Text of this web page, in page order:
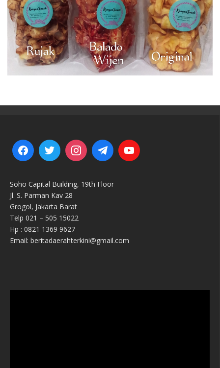
Soho Capital Building, 19th Floor
Jl. S. Parman Kav 28
Grogol, Jakarta Barat
Telp 021 – 505 15022
Hp : 0821 1369 9627
Email: beritadaerahterkini@gmail.com